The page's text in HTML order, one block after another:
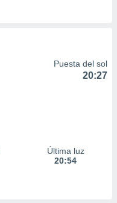
Puesta del sol
20:27
Última luz
20:54